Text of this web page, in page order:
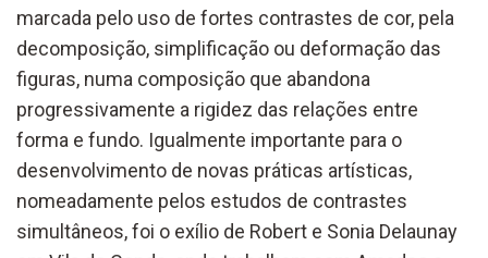
marcada pelo uso de fortes contrastes de cor, pela
decomposição, simplificação ou deformação das
figuras, numa composição que abandona
progressivamente a rigidez das relações entre
forma e fundo. Igualmente importante para o
desenvolvimento de novas práticas artísticas,
nomeadamente pelos estudos de contrastes
simultâneos, foi o exílio de Robert e Sonia Delaunay